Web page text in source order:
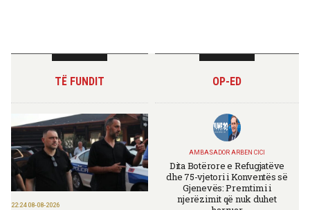
TË FUNDIT
22:24 08-08-2026
OP-ED
AMBASADOR ARBEN CICI
Dita Botërore e Refugjatëve
dhe 75-vjetori i Konventës së
Gjenevës: Premtimi i
njerëzimit që nuk duhet